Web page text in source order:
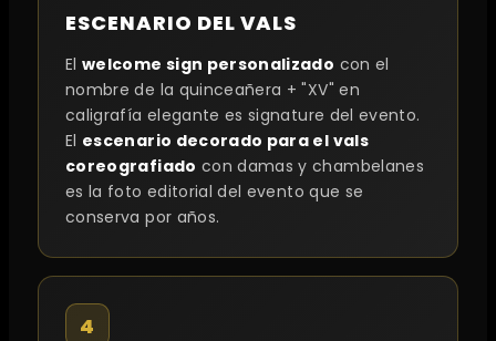
ESCENARIO DEL VALS
Elwelcome sign personalizado con el
nombre de la quinceañera + "XV" en
caligrafía elegante es signature del evento.
El escenario decorado para el vals
coreografiado con damas y chambelanes
es la foto editorial del evento que se
conserva por años.
4